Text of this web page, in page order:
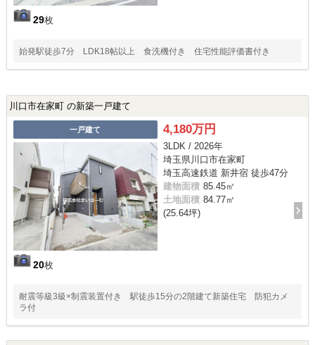
29枚
始発駅徒歩7分 LDK18帖以上 食洗機付き 住宅性能評価書付き
川口市在家町 の新築一戸建て
一戸建て
20枚
4,180万円
3LDK / 2026年
埼玉県川口市在家町
埼玉高速鉄道 新井宿 徒歩47分
建物面積 85.45㎡
土地面積 84.77㎡
(25.64坪)
耐震等級3級×制震装置付き 駅徒歩15分の2階建て新築住宅 防犯カメ
ラ付